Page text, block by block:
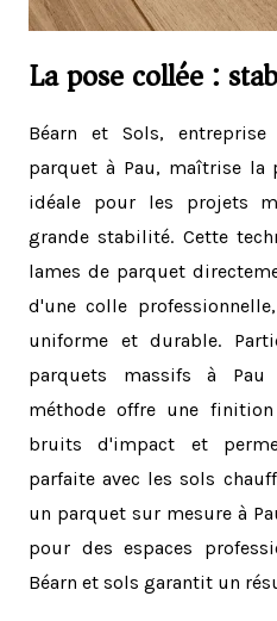
La pose collée :
Béarn et Sols,
parquet à Pau, maîtrise la
idéale pour les projets
grande stabilité. Cette
lames de parquet
d'une colle
uniforme et durable.
parquets massifs à
méthode offre une
bruits d'impact et
parfaite avec les sols
un parquet sur mesure à
pour des espaces
Béarn et sols garantit un